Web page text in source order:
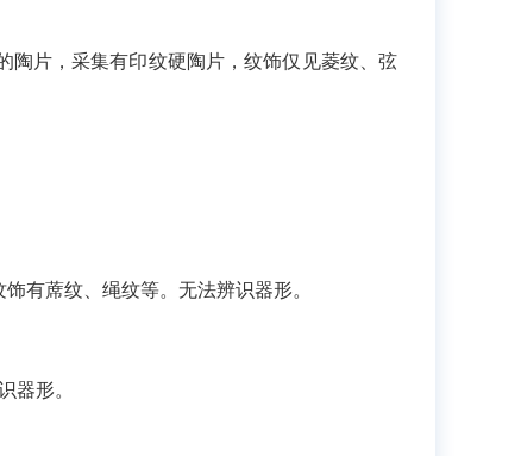
陶片，采集有印纹硬陶片，纹饰仅见菱纹、弦
有蓆纹、绳纹等。无法辨识器形。
器形。